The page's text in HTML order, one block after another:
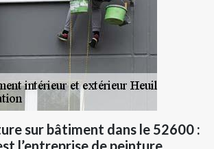
sur bâtiment dans le 52600 :